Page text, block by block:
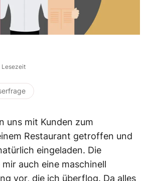
Lesezeit
uns mit Kunden zum
Restaurant getroffen und
eingeladen. Die
auch eine maschinell
vor, die ich überflog. Da alles